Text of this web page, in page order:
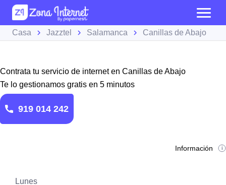
Casa Jazztel Salamanca Canillas de Abajo
Contrata tu servicio de internet en Canillas de Abajo
Te lo gestionamos gratis en 5 minutos
919 014 242
Información
Lunes